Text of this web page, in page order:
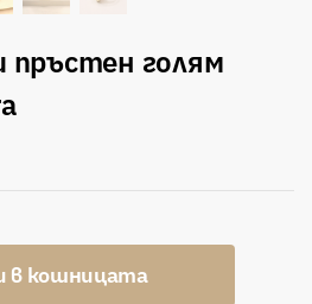
пръстен голям
в кошницата